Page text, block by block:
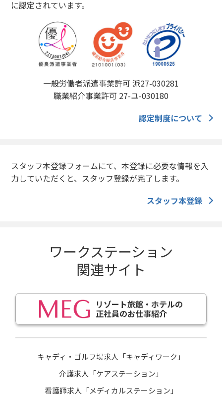
に認定されています。
一般労働者派遣事業許可 派27-030281
職業紹介事業許可 27-ユ-030180
認定制度について
スタッフ本登録フォームにて、本登録に必要な情報を入
力していただくと、スタッフ登録が完了します。
スタッフ本登録
ワークステーション
関連サイト
リゾート旅館・ホテルの
正社員のお仕事紹介
キャディ・ゴルフ場求人「キャディワーク」
介護求人「ケアステーション」
看護師求人「メディカルステーション」